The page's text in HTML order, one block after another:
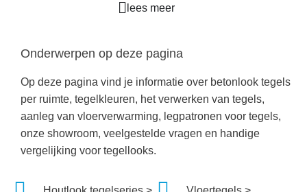
Onderwerpen op deze pagina
Op deze pagina vind je informatie over betonlook tegels
per ruimte, tegelkleuren, het verwerken van tegels,
aanleg van vloerverwarming, legpatronen voor tegels,
onze showroom, veelgestelde vragen en handige
vergelijking voor tegellooks.